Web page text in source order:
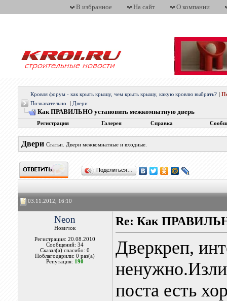
В избранное На сайт О компании
Кровля форум - как крыть крышу, чем крыть крышу, какую кровлю выбрать?
Познавательно.
Двери
Как ПРАВИЛЬНО установить межкомнатную дверь
Регистрация Галерея Справка
Двери Статьи. Двери межкомнатные и входные.
Поделиться…
03.11.2012, 16:10
Neon
Новичок
Регистрация: 20.08.2010
Сообщений: 34
Сказал(а) спасибо: 0
Поблагодарили: 0 раз(а)
Репутация: 190
Re: Как
Дверкреп,
поста есть